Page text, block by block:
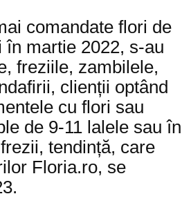
comandate flori de
în martie 2022, s-au
freziile, zambilele,
clienții optând
cu flori sau
de 9-11 lalele sau în
tendință, care
Floria.ro, se